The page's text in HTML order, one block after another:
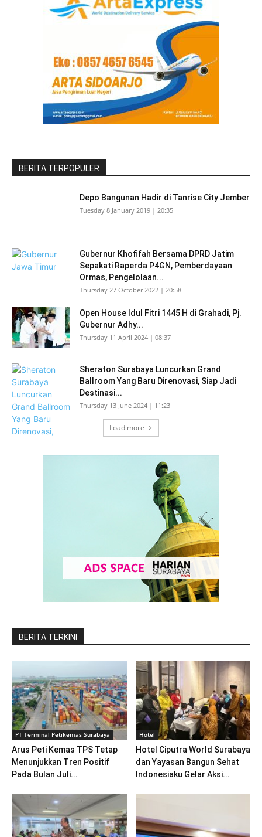
BERITA TERPOPULER
Depo Bangunan Hadir di Tanrise City Jember
Tuesday 8 January 2019 | 20:35
Gubernur Khofifah Bersama DPRD Jatim
Sepakati Raperda P4GN, Pemberdayaan
Ormas, Pengelolaan...
Thursday 27 October 2022 | 20:58
Open House Idul Fitri 1445 H di Grahadi, Pj.
Gubernur Adhy...
Thursday 11 April 2024 | 08:37
Sheraton Surabaya Luncurkan Grand
Ballroom Yang Baru Direnovasi, Siap Jadi
Destinasi...
Thursday 13 June 2024 | 11:23
Load more
BERITA TERKINI
PT Terminal Petikemas Surabaya
Arus Peti Kemas TPS Tetap
Menunjukkan Tren Positif
Pada Bulan Juli...
Hotel
Hotel Ciputra World Surabaya
dan Yayasan Bangun Sehat
Indonesiaku Gelar Aksi...